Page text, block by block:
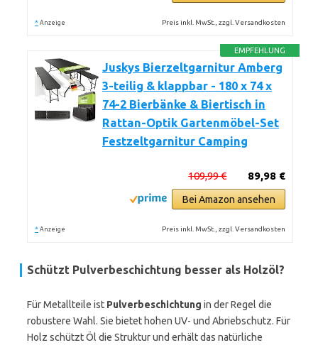
* Anzeige Preis inkl. MwSt., zzgl. Versandkosten
EMPFEHLUNG
Juskys Bierzeltgarnitur Amberg
3-teilig & klappbar - 180 x 74 x
74-2 Bierbänke & Biertisch in
Rattan-Optik Gartenmöbel-Set
Festzeltgarnitur Camping
89,98 €
109,99 €
Bei Amazon ansehen
* Anzeige Preis inkl. MwSt., zzgl. Versandkosten
Schützt Pulverbeschichtung besser als Holzöl?
Für Metallteile ist Pulverbeschichtung in der Regel die
robustere Wahl. Sie bietet hohen UV- und Abriebschutz. Für
Holz schützt Öl die Struktur und erhält das natürliche